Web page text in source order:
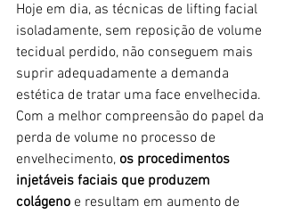
Hoje em dia, as técnicas de lifting facial
isoladamente, sem reposição de volume
tecidual perdido, não conseguem mais
suprir adequadamente a demanda
estética de tratar uma face envelhecida.
Com a melhor compreensão do papel da
perda de volume no processo de
envelhecimento, os procedimentos
injetáveis faciais que produzem
colágeno e resultam em aumento de